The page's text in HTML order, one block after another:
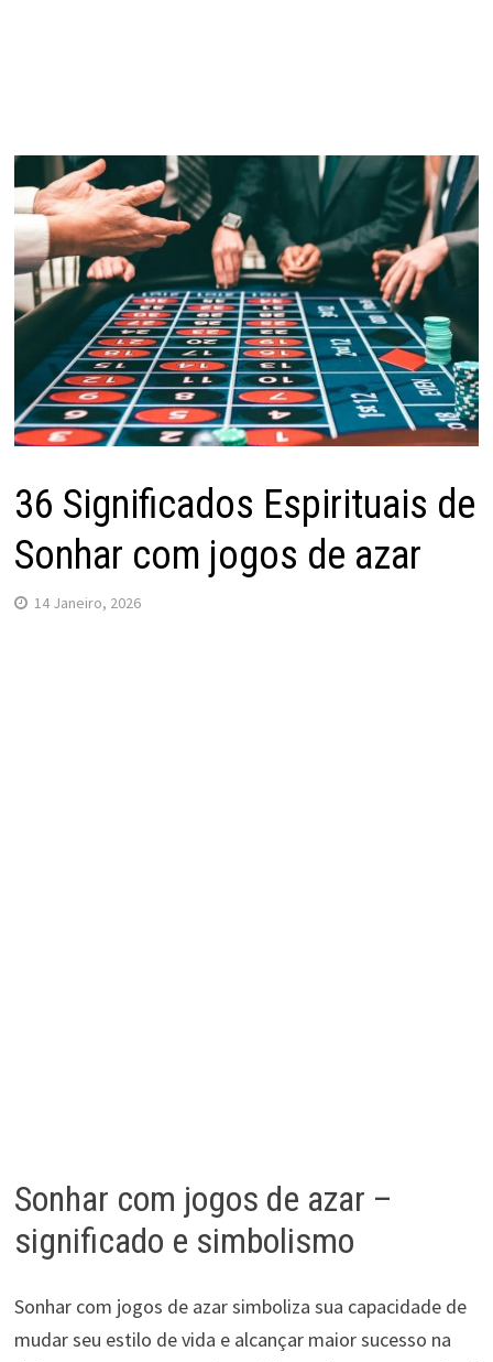
36 Significados Espirituais de
Sonhar com jogos de azar
14 Janeiro, 2026
Sonhar com jogos de azar –
significado e simbolismo
Sonhar com jogos de azar simboliza sua capacidade de
mudar seu estilo de vida e alcançar maior sucesso na